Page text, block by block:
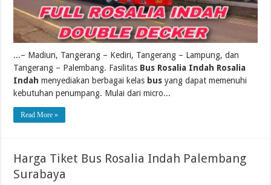
...– Madiun, Tangerang – Kediri, Tangerang – Lampung, dan
Tangerang – Palembang. Fasilitas Bus Rosalia Indah Rosalia
Indah menyediakan berbagai kelas bus yang dapat memenuhi
kebutuhan penumpang. Mulai dari micro...
Read More »
Harga Tiket Bus Rosalia Indah Palembang
Surabaya